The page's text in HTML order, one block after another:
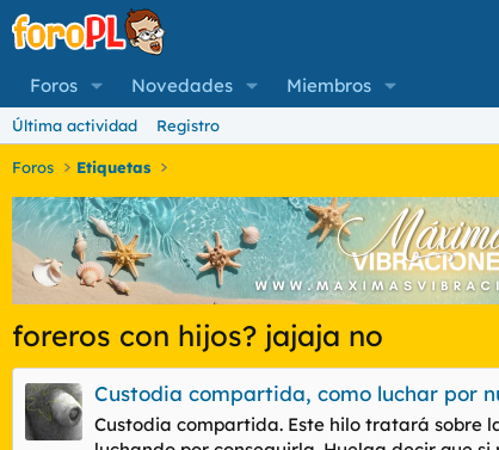
Foros Novedades Miembros
Última actividad Registro
Foros Etiquetas
foreros con hijos? jajaja no
Custodia compartida, como luchar por
Custodia compartida. Este hilo tratará sobre